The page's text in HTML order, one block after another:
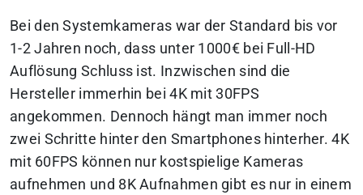
Bei den Systemkameras war der Standard bis vor
1-2 Jahren noch, dass unter 1000€ bei Full-HD
Auflösung Schluss ist. Inzwischen sind die
Hersteller immerhin bei 4K mit 30FPS
angekommen. Dennoch hängt man immer noch
zwei Schritte hinter den Smartphones hinterher. 4K
mit 60FPS können nur kostspielige Kameras
aufnehmen und 8K Aufnahmen gibt es nur in einem